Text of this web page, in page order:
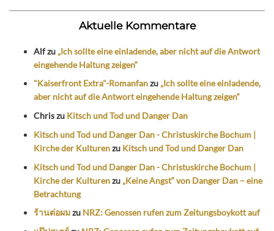
Aktuelle Kommentare
Alfzu „Ich sollte eine einladende, aber nicht auf die Antwort
eingehende Haltung zeigen“
"Kaiserfront Extra"-Romanfanzu „Ich sollte eine einladende,
aber nicht auf die Antwort eingehende Haltung zeigen“
Chriszu Kitsch und Tod und Danger Dan
Kitsch und Tod und Danger Dan - Christuskirche Bochum |
Kirche der Kulturenzu Kitsch und Tod und Danger Dan
Kitsch und Tod und Danger Dan - Christuskirche Bochum |
Kirche der Kulturenzu „Keine Angst“ von Danger Dan – eine
Betrachtung
ร้านต่อผมzu NRZ: Genossen rufen zum Zeitungsboykott auf